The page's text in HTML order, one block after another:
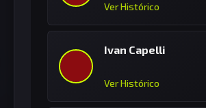
Ver Histórico
Ivan Capelli
Ver Histórico